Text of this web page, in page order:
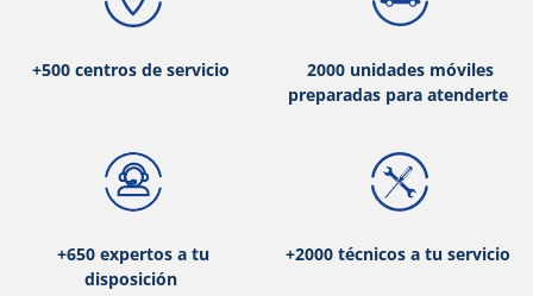
+500 centros de servicio
2000 unidades móviles
preparadas para atenderte
+650 expertos a tu
disposición
+2000 técnicos a tu servicio